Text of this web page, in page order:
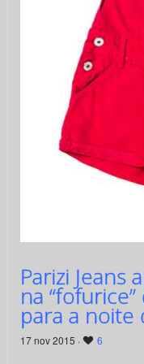
Parizi
na
para a noite
17 nov 2015 · 6